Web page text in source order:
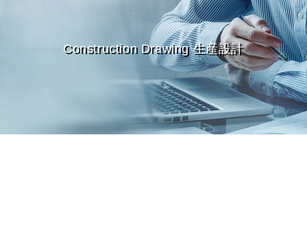
Construction Drawing 生産設計